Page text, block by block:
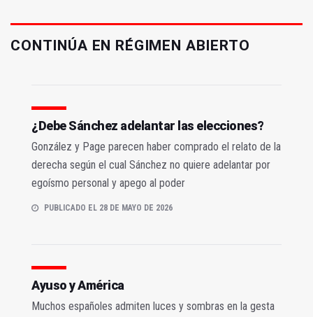
CONTINÚA EN RÉGIMEN ABIERTO
¿Debe Sánchez adelantar las elecciones?
González y Page parecen haber comprado el relato de la
derecha según el cual Sánchez no quiere adelantar por
egoísmo personal y apego al poder
PUBLICADO EL 28 DE MAYO DE 2026
Ayuso y América
Muchos españoles admiten luces y sombras en la gesta